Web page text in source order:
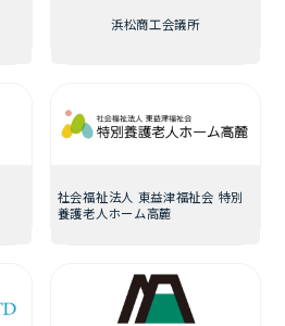
浜松商工会議所
社会福祉法人 東益津福祉会 特別
養護老人ホーム高麓